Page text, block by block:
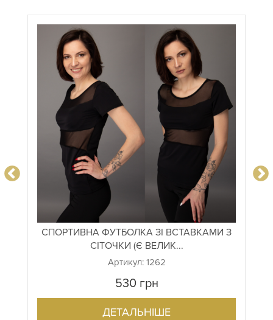
СПОРТИВНА ФУТБОЛКА ЗІ ВСТАВКАМИ З
СІТОЧКИ (Є ВЕЛИК...
Артикул: 1262
530грн
ДЕТАЛЬНІШЕ